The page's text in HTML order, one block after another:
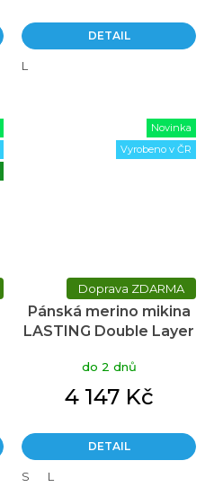
DETAIL
L
Novinka
Vyrobeno v ČR
ZDARMA
Pánská merino mikina
LASTING Double Layer
do 2 dnů
4 147 Kč
DETAIL
S L